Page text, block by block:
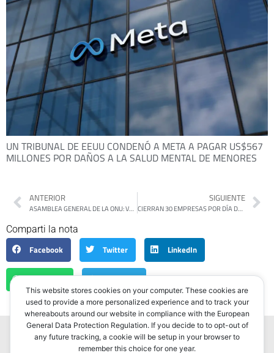
UN TRIBUNAL DE EEUU CONDENÓ A META A PAGAR US$567
MILLONES POR DAÑOS A LA SALUD MENTAL DE MENORES
ANTERIOR
ASAMBLEA GENERAL DE LA ONU: VARIOS PAÍSES RECONOCERÁN A PALESTINA COMO ESTADO
SIGUIENTE
CIERRAN 30 EMPRESAS POR DÍA DESDE QUE MILEI Y CAPUTO MANEJAN LA ECONOMÍA
Comparti la nota
Facebook
Twitter LinkedIn
WhatsApp Telegram
This website stores cookies on your computer. These cookies are
used to provide a more personalized experience and to track your
whereabouts around our website in compliance with the European
General Data Protection Regulation. If you decide to to opt-out of
any future tracking, a cookie will be setup in your browser to
remember this choice for one year.